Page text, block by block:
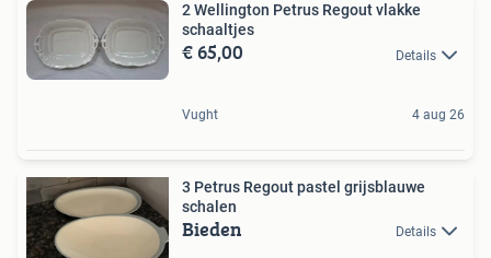
2 Wellington Petrus Regout vlakke
schaaltjes
€ 65,00 Details
Vught 4 aug 26
3 Petrus Regout pastel grijsblauwe
schalen
Bieden Details